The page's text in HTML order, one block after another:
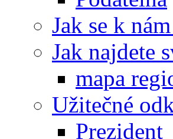
Jak se k
Jak najdete
mapa
Užitečné
Prezident